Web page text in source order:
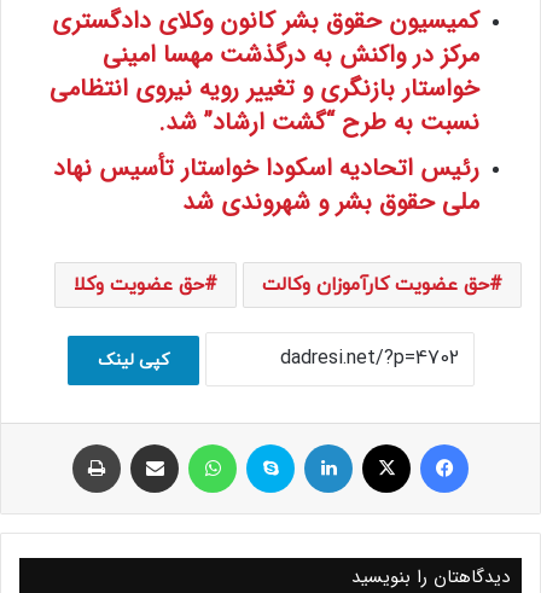
کمیسیون حقوق بشر کانون وکلای دادگستری
مرکز در واکنش به درگذشت مهسا امینی
خواستار بازنگری و تغییر رویه نیروی انتظامی
نسبت به طرح “گشت‌ ارشاد” شد.
رئیس اتحادیه اسکودا خواستار تأسیس نهاد
ملی حقوق بشر و شهروندی شد
حق عضویت کارآموزان وکالت حق عضویت وکلا
کپی لینک
فیسبوک ایکس لینکداین اسکایپ واتس آپ اشتراک با ایمیل
دیدگاهتان را بنویسید